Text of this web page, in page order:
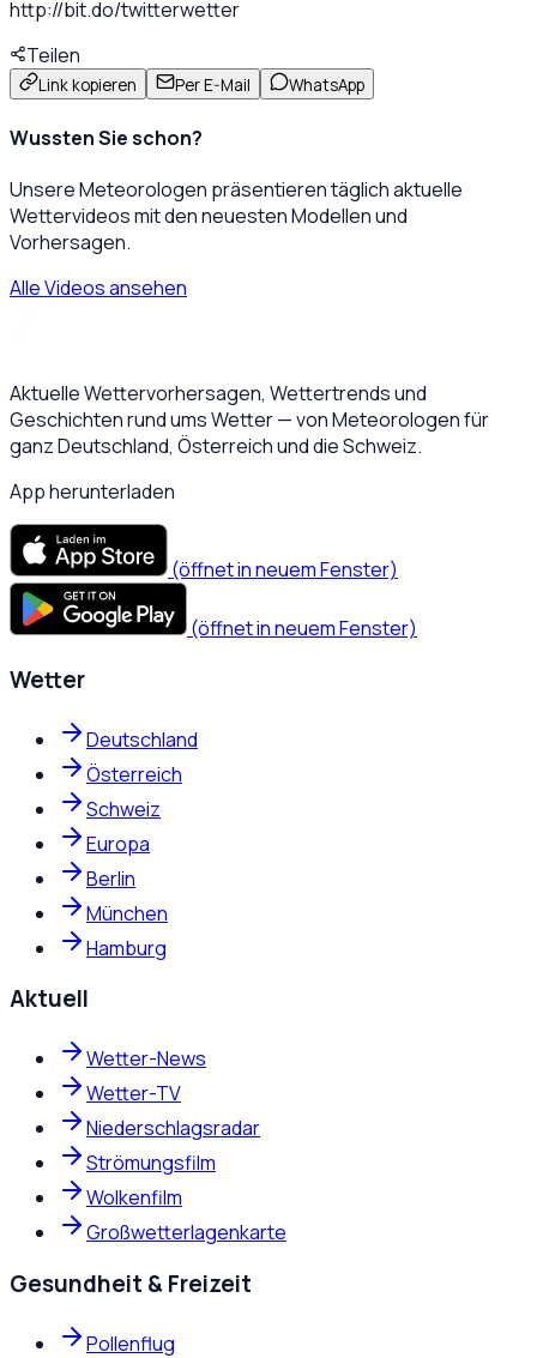
http://bit.do/twitterwetter
Teilen
Link kopieren Per E-Mail WhatsApp
Wussten Sie schon?
Unsere Meteorologen präsentieren täglich aktuelle
Wettervideos mit den neuesten Modellen und
Vorhersagen.
Alle Videos ansehen
Aktuelle Wettervorhersagen, Wettertrends und
Geschichten rund ums Wetter — von Meteorologen für
ganz Deutschland, Österreich und die Schweiz.
App herunterladen
(öffnet in neuem Fenster)
(öffnet in neuem Fenster)
Wetter
Deutschland
Österreich
Schweiz
Europa
Berlin
München
Hamburg
Aktuell
Wetter-News
Wetter-TV
Niederschlagsradar
Strömungsfilm
Wolkenfilm
Großwetterlagenkarte
Gesundheit & Freizeit
Pollenflug